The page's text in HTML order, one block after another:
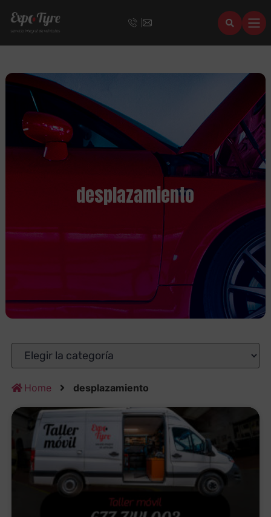
desplazamiento
Home desplazamiento